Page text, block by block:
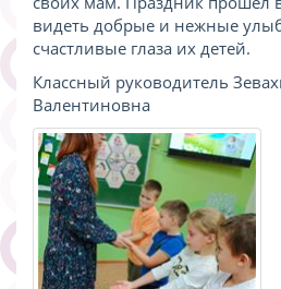
видеть добрые и нежные
счастливые глаза их детей.
Классный руководитель
Валентиновна